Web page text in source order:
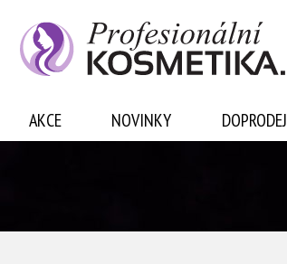
AKCE NOVINKY DOPRODEJ